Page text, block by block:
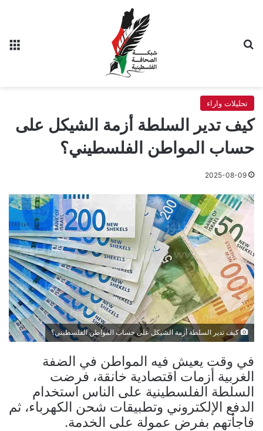
تحليلات واراء
كيف تدير السلطة أزمة الشيكل على
حساب المواطن الفلسطيني؟
2025-08-09
كيف تدير السلطة أزمة الشيكل على حساب المواطن الفلسطيني؟
في وقت يعيش فيه المواطن في الضفة
الغربية أزمات اقتصادية خانقة، فرضت
السلطة الفلسطينية على الناس استخدام
الدفع الإلكتروني وتطبيقات شحن الكهرباء، ثم
فاجأتهم بفرض عمولة على الخدمة.